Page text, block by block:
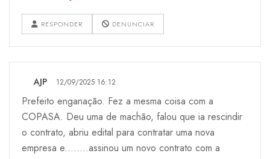
RESPONDER DENUNCIAR
AJP 12/09/2025 16:12
Prefeito enganação. Fez a mesma coisa com a
COPASA. Deu uma de machão, falou que ia rescindir
o contrato, abriu edital para contratar uma nova
empresa e........assinou um novo contrato com a